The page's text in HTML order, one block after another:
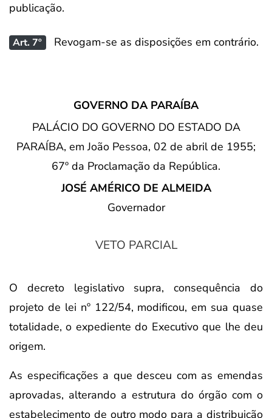
publicação.
Art. 7º Revogam-se as disposições em contrário.
GOVERNO DA PARAÍBA
PALÁCIO DO GOVERNO DO ESTADO DA
PARAÍBA, em João Pessoa, 02 de abril de 1955;
67º da Proclamação da República.
JOSÉ AMÉRICO DE ALMEIDA
Governador
VETO PARCIAL
O decreto legislativo supra, consequência do
projeto de lei nº 122/54, modificou, em sua quase
totalidade, o expediente do Executivo que lhe deu
origem.
As especificações a que desceu com as emendas
aprovadas, alterando a estrutura do órgão com o
estabelecimento de outro modo para a distribuição